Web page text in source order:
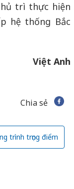
trì thực hiện
hệ thống Bắc
Việt Anh
Chia sẻ
trình trọng điểm